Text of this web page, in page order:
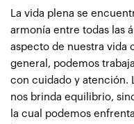
La vida plena se
armonía entre todas las
aspecto de nuestra vida
general, podemos
con cuidado y atención.
nos brinda equilibrio,
la cual podemos